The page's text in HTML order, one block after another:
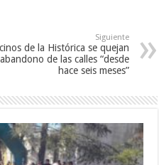
Siguiente
de la Histórica se quejan
de las calles “desde
hace seis meses”